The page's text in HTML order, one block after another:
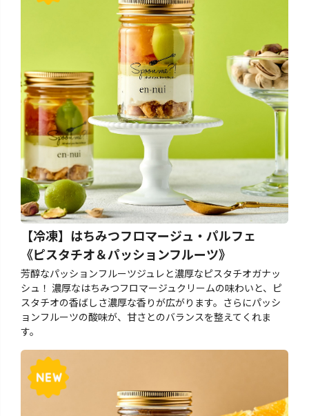
【冷凍】はちみつフロマージュ・パルフェ
《ピスタチオ＆パッションフルーツ》
芳醇なパッションフルーツジュレと濃厚なピスタチオガナッ
シュ！ 濃厚なはちみつフロマージュクリームの味わいと、ピ
スタチオの香ばしさ濃厚な香りが広がります。さらにパッシ
ョンフルーツの酸味が、甘さとのバランスを整えてくれま
す。